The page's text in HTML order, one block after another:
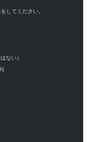
してください。
ない）